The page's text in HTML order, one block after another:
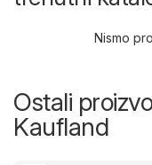
Nismo
Ostali
Kaufland